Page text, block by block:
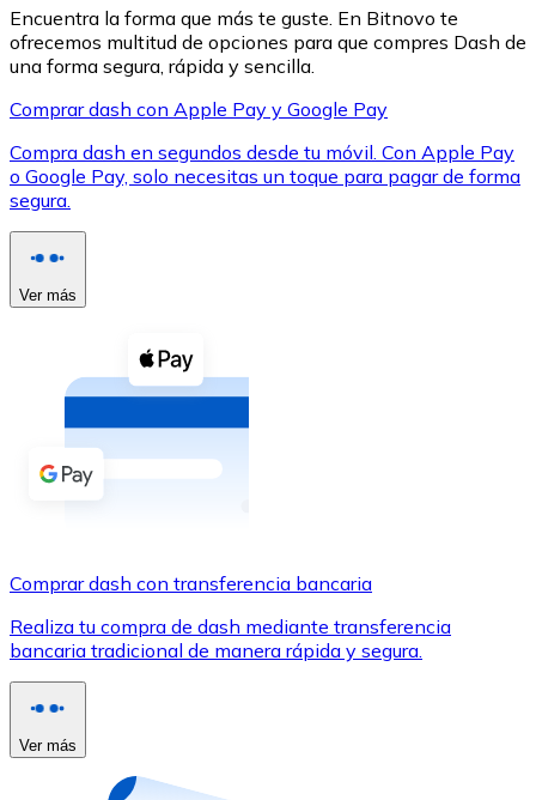
XRP
XRP
Efectivo
Comprar con efectivo
Transferencia SEPA
Añade fondos a tu cuenta Bitnovo o realiza compras
Utiliza tarjetas Visa y Mastercard para comprar
Comprar con tarjeta
Tienda - Tarjetas regalo
Compra tarjetas regalo de tus marcas favoritas con
Encuentra la forma que más te guste. En Bitnovo te
ofrecemos multitud de opciones para que compres Dash de
una forma segura, rápida y sencilla.
Comprar dash con Apple Pay y Google Pay
Compra dash en segundos desde tu móvil. Con Apple Pay
o Google Pay, solo necesitas un toque para pagar de forma
segura.
Ver más
Comprar dash con transferencia bancaria
Realiza tu compra de dash mediante transferencia
bancaria tradicional de manera rápida y segura.
Ver más